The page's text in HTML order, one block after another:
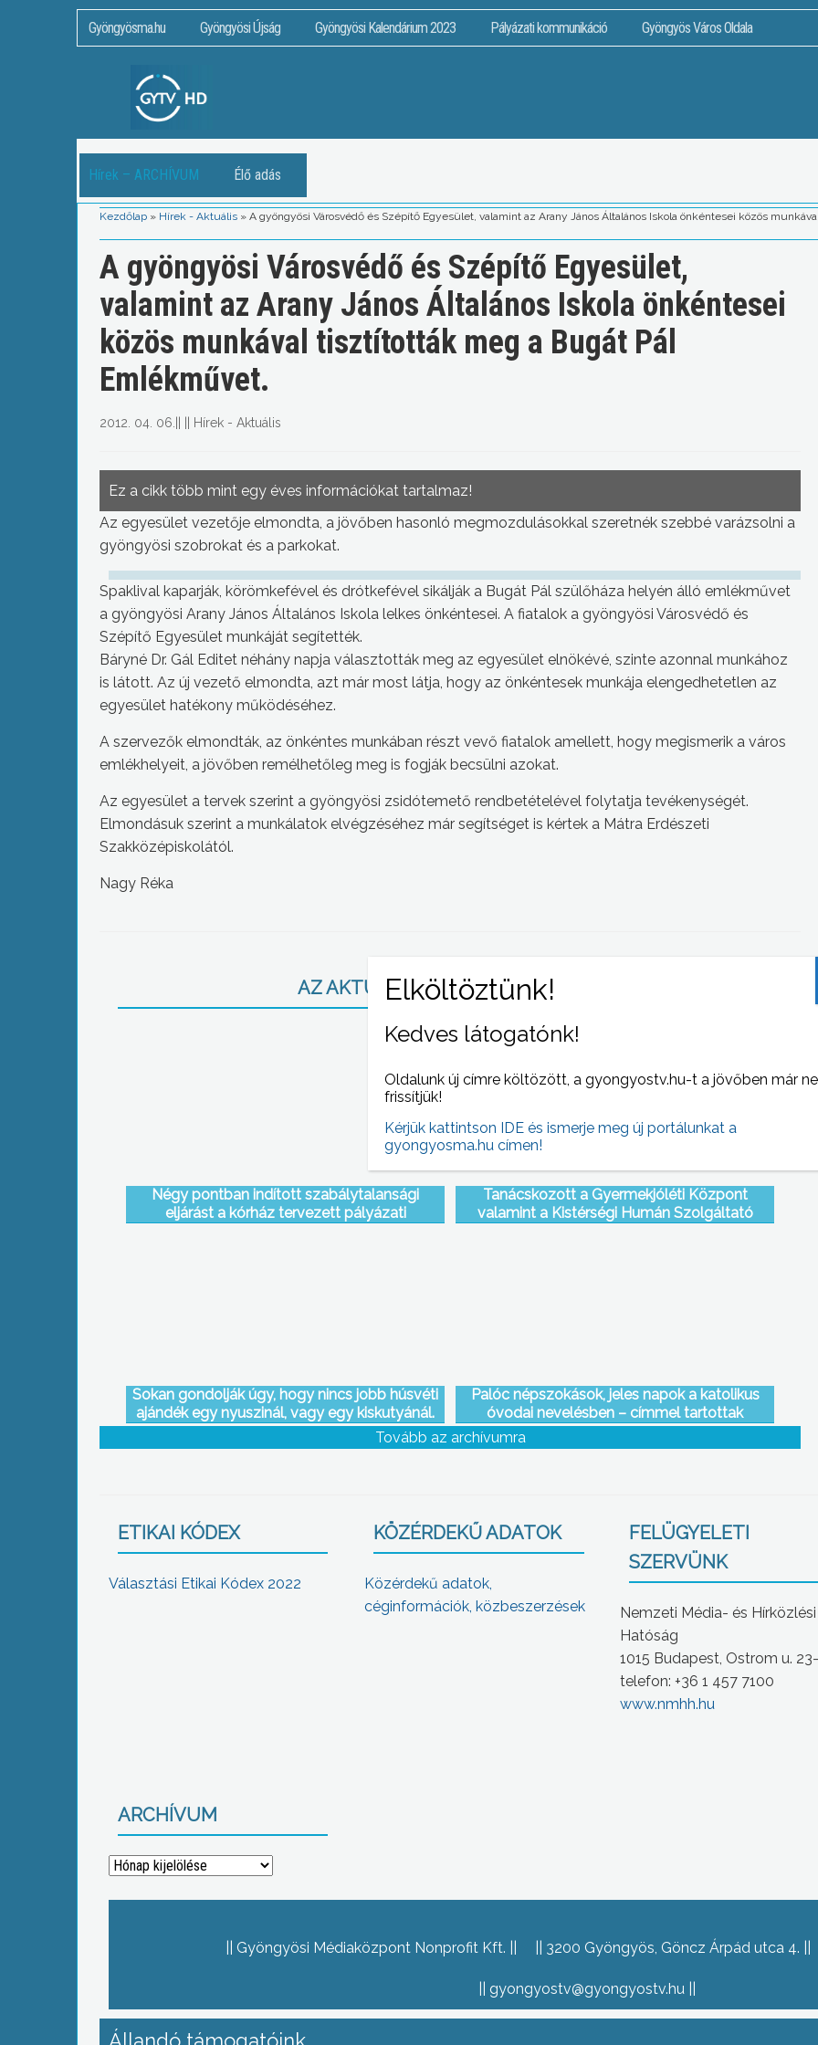
Gyöngyösma.hu Gyöngyösi Újság Gyöngyösi Kalendárium 2023 Pályázati kommunikáció Gyöngyös Város Oldala
Hírek – ARCHÍVUM Élő adás
Kezdőlap » Hírek - Aktuális » A gyöngyösi Városvédő és Szépítő Egyesület, valamint az Arany János Általános Iskola önkéntesei közös
A gyöngyösi Városvédő és Szépítő Egyesület,
valamint az Arany János Általános Iskola önkéntesei
közös munkával tisztították meg a Bugát Pál
Emlékművet.
2012. 04. 06. Hírek - Aktuális
Ez a cikk több mint egy éves információkat tartalmaz!
Az egyesület vezetője elmondta, a jövőben hasonló megmozdulásokkal szeretnék szebbé varázsolni a
gyöngyösi szobrokat és a parkokat.
Spaklival kaparják, körömkefével és drótkefével sikálják a Bugát Pál szülőháza helyén álló emlékművet
a gyöngyösi Arany János Általános Iskola lelkes önkéntesei. A fiatalok a gyöngyösi Városvédő és
Szépítő Egyesület munkáját segítették.
Báryné Dr. Gál Editet néhány napja választották meg az egyesület elnökévé, szinte azonnal munkához
is látott. Az új vezető elmondta, azt már most látja, hogy az önkéntesek munkája elengedhetetlen az
egyesület hatékony működéséhez.
A szervezők elmondták, az önkéntes munkában részt vevő fiatalok amellett, hogy megismerik a város
emlékhelyeit, a jövőben remélhetőleg meg is fogják becsülni azokat.
Az egyesület a tervek szerint a gyöngyösi zsidótemető rendbetételével folytatja tevékenységét.
Elmondásuk szerint a munkálatok elvégzéséhez már segítséget is kértek a Mátra Erdészeti
Szakközépiskolától.
Nagy Réka
AZ AKTUÁLIS NAPI HÍREI
Négy pontban indított szabálytalansági
eljárást a kórház tervezett pályázati
Tanácskozott a Gyermekjóléti Központ
valamint a Kistérségi Humán Szolgáltató
Sokan gondolják úgy, hogy nincs jobb húsvéti
ajándék egy nyuszinál, vagy egy kiskutyánál.
Palóc népszokások, jeles napok a katolikus
óvodai nevelésben – címmel tartottak
országos konferenciát a gyöngyösi Szent
Erzsébet Katolikus Óvodában
Tovább az archívumra
ETIKAI KÓDEX
Választási Etikai Kódex 2022
KÖZÉRDEKŰ ADATOK
Közérdekű adatok,
céginformációk, közbeszerzések
FELÜGYELETI
SZERVÜNK
Nemzeti Média- és Hírközlési
Hatóság
1015 Budapest, Ostrom u.
telefon: +36 1 457 7100
www.nmhh.hu
ARCHÍVUM
Archívum
Gyöngyösi Médiaközpont Nonprofit Kft. 3200 Gyöngyös, Göncz Árpád utca 4.
gyongyostv@gyongyostv.hu
Kedves látogatónk!
Oldalunk új címre költözött, a gyongyostv.hu-t a jövőben már
frissítjük!
Kérjük kattintson IDE és ismerje meg új portálunkat a
gyongyosma.hu címen!